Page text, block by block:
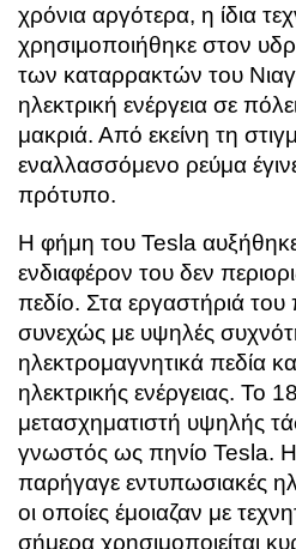
χρόνια αργότερα, η ίδια
χρησιμοποιήθηκε στον
των καταρρακτών του
ηλεκτρική ενέργεια σε
μακριά. Από εκείνη τη
εναλλασσόμενο ρεύμα
πρότυπο.
Η φήμη του Tesla
ενδιαφέρον του δεν
πεδίο. Στα εργαστήριά του
συνεχώς με υψηλές
ηλεκτρομαγνητικά πεδία
ηλεκτρικής ενέργειας. Το
μετασχηματιστή υψηλής
γνωστός ως πηνίο Tesla.
παρήγαγε εντυπωσιακές
οι οποίες έμοιαζαν με
σήμερα χρησιμοποιείται